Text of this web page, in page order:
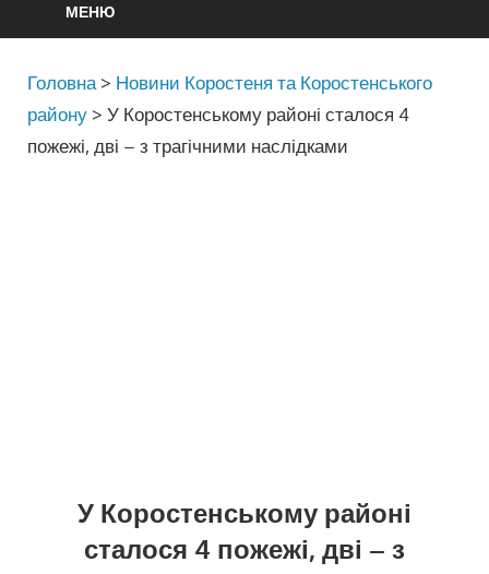
МЕНЮ
Головна > Новини Коростеня та Коростенського
району >У Коростенському районі сталося 4
пожежі, дві – з трагічними наслідками
У Коростенському районі
сталося 4 пожежі, дві – з